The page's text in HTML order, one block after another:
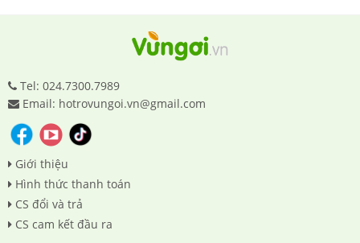
Tel: 024.7300.7989
Email: hotrovungoi.vn@gmail.com
Giới thiệu
Hình thức thanh toán
CS đổi và trả
CS cam kết đầu ra